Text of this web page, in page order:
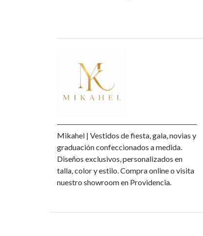
Mikahel | Vestidos de fiesta, gala, novias y
graduación confeccionados a medida.
Diseños exclusivos, personalizados en
talla, color y estilo. Compra online o visita
nuestro showroom en Providencia.